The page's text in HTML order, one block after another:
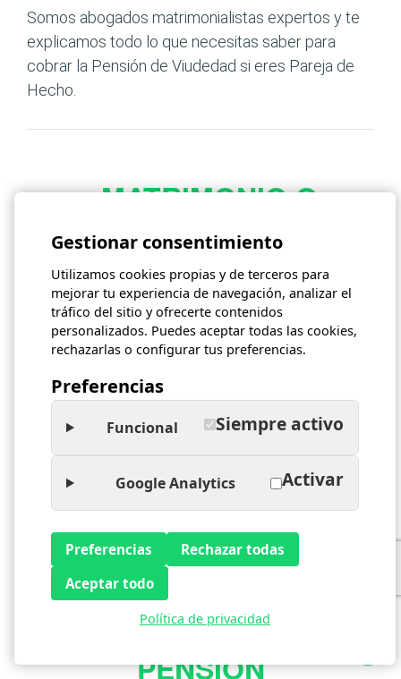
Somos abogados matrimonialistas expertos y te
explicamos todo lo que necesitas saber para
cobrar la Pensión de Viudedad si eres Pareja de
Hecho.
¿MATRIMONIO O
PAREJA DE HECHO?
6 junio 2019 |
En el momento en el que queremos formalizar una
relación nos preguntamos qué es mejor y hemos
de valorar los pro y los contras de una u otra
situación.
PENSIÓN
Gestionar consentimiento
Utilizamos cookies propias y de terceros para
mejorar tu experiencia de navegación, analizar el
tráfico del sitio y ofrecerte contenidos
personalizados. Puedes aceptar todas las cookies,
rechazarlas o configurar tus preferencias.
Preferencias
Funcional Siempre activo
Google Analytics Activar
Preferencias
Rechazar todas
Aceptar todo
Política de privacidad